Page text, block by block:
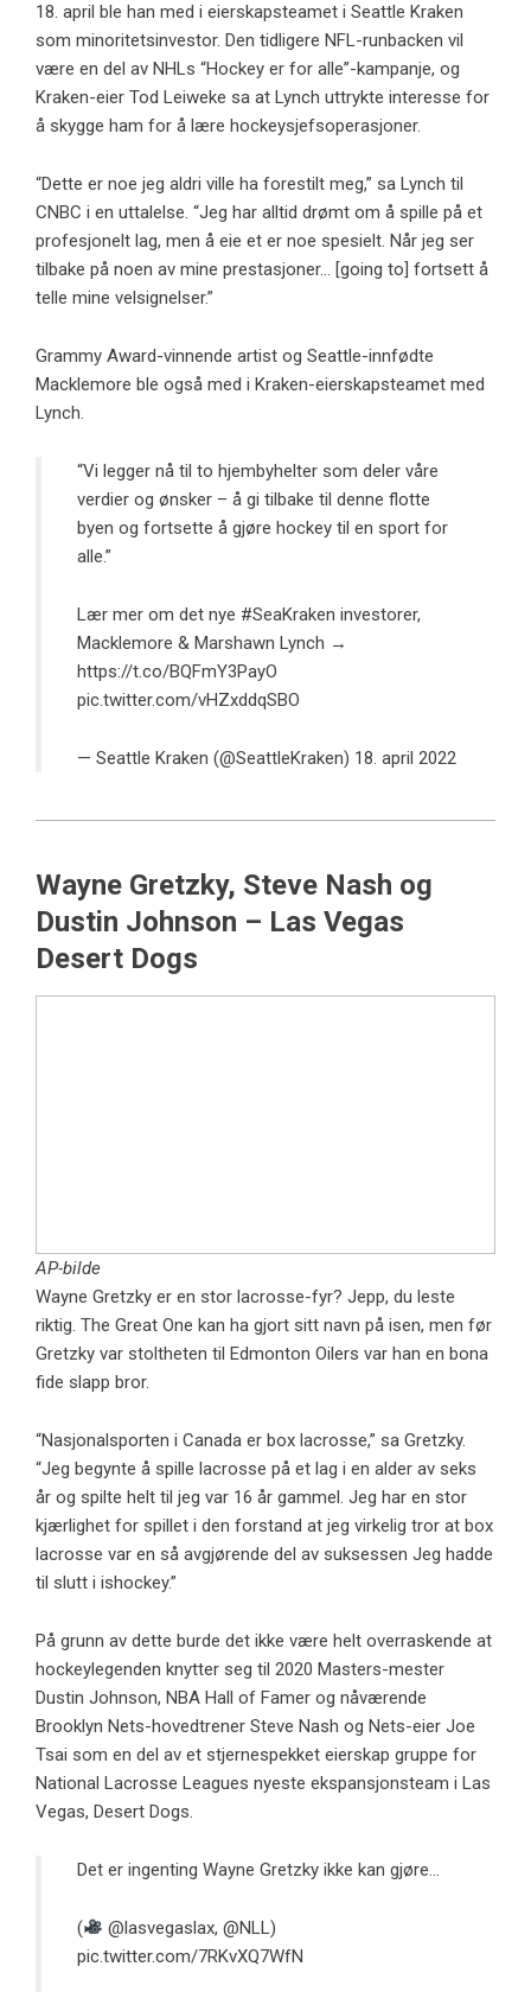
18. april ble han med i eierskapsteamet i Seattle Kraken
som minoritetsinvestor. Den tidligere NFL-runbacken vil
være en del av NHLs “Hockey er for alle”-kampanje, og
Kraken-eier Tod Leiweke sa at Lynch uttrykte interesse for
å skygge ham for å lære hockeysjefsoperasjoner.
“Dette er noe jeg aldri ville ha forestilt meg,” sa Lynch til
CNBC i en uttalelse. “Jeg har alltid drømt om å spille på et
profesjonelt lag, men å eie et er noe spesielt. Når jeg ser
tilbake på noen av mine prestasjoner… [going to] fortsett å
telle mine velsignelser.”
Grammy Award-vinnende artist og Seattle-innfødte
Macklemore ble også med i Kraken-eierskapsteamet med
Lynch.
“Vi legger nå til to hjembyhelter som deler våre
verdier og ønsker – å gi tilbake til denne flotte
byen og fortsette å gjøre hockey til en sport for
alle.”
Lær mer om det nye #SeaKraken investorer,
Macklemore & Marshawn Lynch →
https://t.co/BQFmY3PayO
pic.twitter.com/vHZxddqSBO
— Seattle Kraken (@SeattleKraken) 18. april 2022
Wayne Gretzky, Steve Nash og
Dustin Johnson – Las Vegas
Desert Dogs
AP-bilde
Wayne Gretzky er en stor lacrosse-fyr? Jepp, du leste
riktig. The Great One kan ha gjort sitt navn på isen, men før
Gretzky var stoltheten til Edmonton Oilers var han en bona
fide slapp bror.
“Nasjonalsporten i Canada er box lacrosse,” sa Gretzky.
“Jeg begynte å spille lacrosse på et lag i en alder av seks
år og spilte helt til jeg var 16 år gammel. Jeg har en stor
kjærlighet for spillet i den forstand at jeg virkelig tror at box
lacrosse var en så avgjørende del av suksessen Jeg hadde
til slutt i ishockey.”
På grunn av dette burde det ikke være helt overraskende at
hockeylegenden knytter seg til 2020 Masters-mester
Dustin Johnson, NBA Hall of Famer og nåværende
Brooklyn Nets-hovedtrener Steve Nash og Nets-eier Joe
Tsai som en del av et stjernespekket eierskap gruppe for
National Lacrosse Leagues nyeste ekspansjonsteam i Las
Vegas, Desert Dogs.
Det er ingenting Wayne Gretzky ikke kan gjøre…
( @lasvegaslax,@NLL)
pic.twitter.com/7RKvXQ7WfN